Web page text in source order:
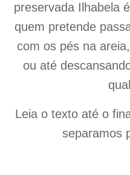
preservada Ilhabela
quem pretende
com os pés na
ou até
Leia o texto até o
separamos